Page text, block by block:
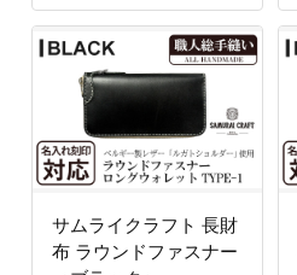
サムライクラフト 長財
布 ラウンドファスナー